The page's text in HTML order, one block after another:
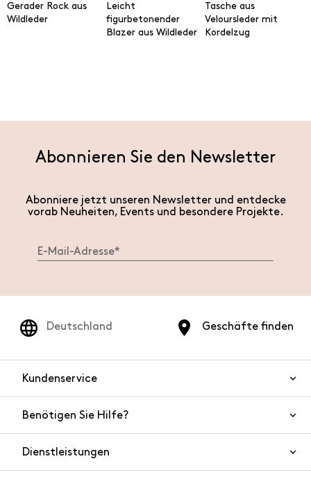
Gerader Rock aus
Wildleder
Leicht
figurbetonender
Blazer aus Wildleder
Tasche aus
Veloursleder mit
Kordelzug
Abonnieren Sie den Newsletter
Abonniere jetzt unseren Newsletter und entdecke
vorab Neuheiten, Events und besondere Projekte.
Geschäfte finden
Deutschland
Kundenservice
Kontaktieren Sie uns
Benötigen Sie Hilfe?
Dienstleistungen